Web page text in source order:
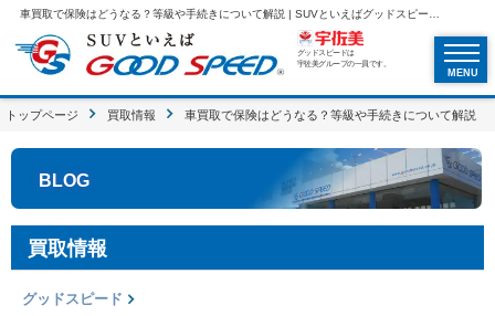
グッドスピードは
宇佐美グループの一員です。
MENU
トップページ 買取情報 車買取で保険はどうなる？等級や手続きについて解説
BLOG
買取情報
グッドスピード